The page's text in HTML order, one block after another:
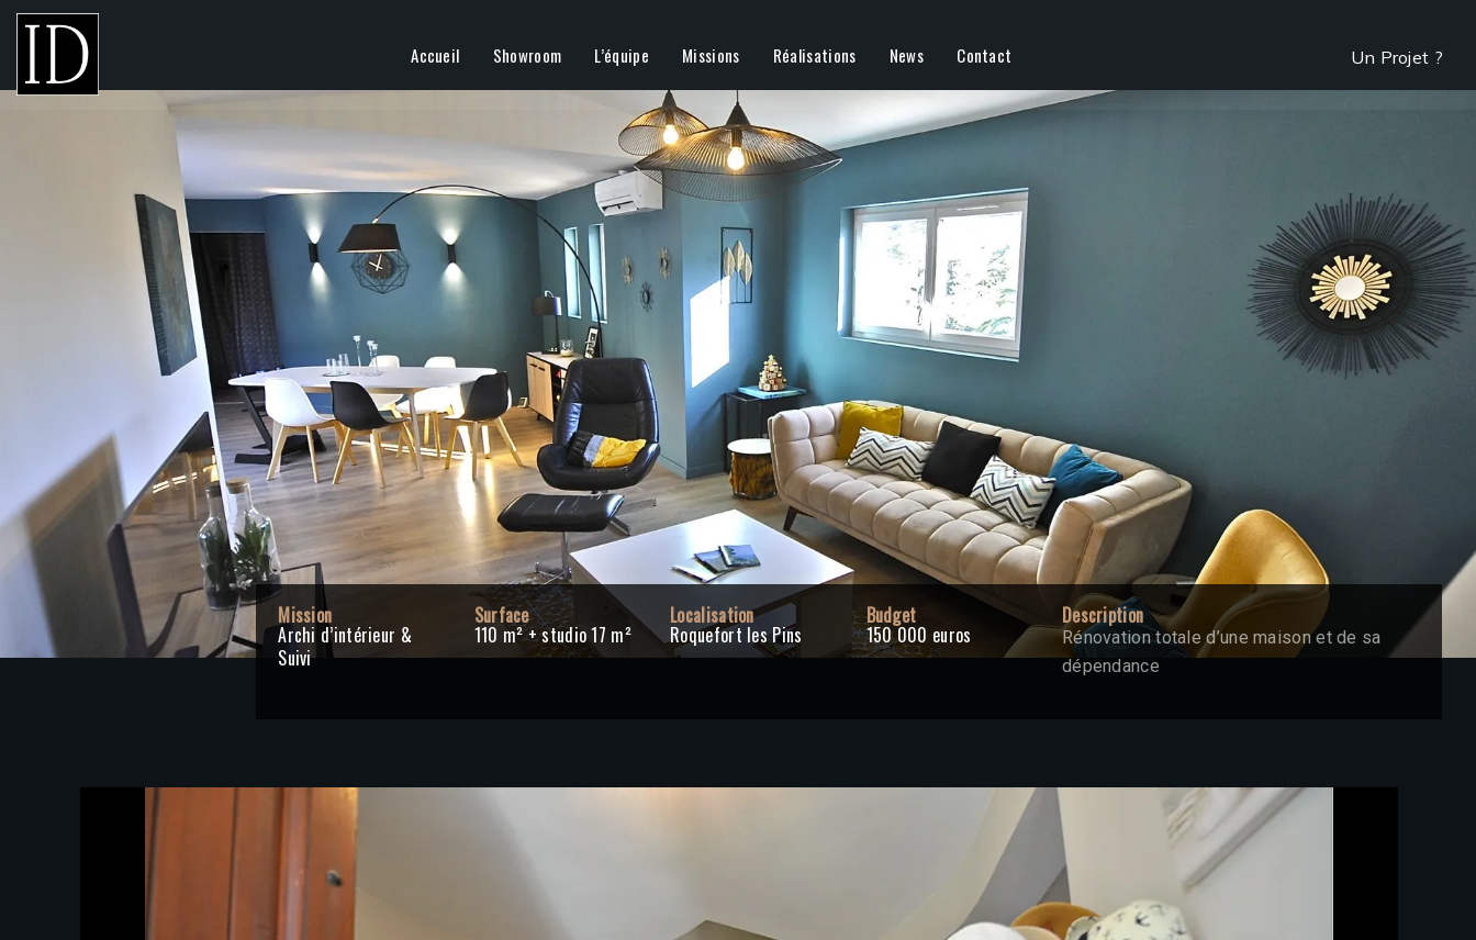
Un Projet ?
Accueil Showroom L’équipe Missions Réalisations News Contact
Mission
Archi d’intérieur &
Suivi
Surface
110 m² + studio 17 m²
Localisation
Roquefort les Pins
Budget
150 000 euros
Description
Rénovation totale d’une maison et de sa
dépendance